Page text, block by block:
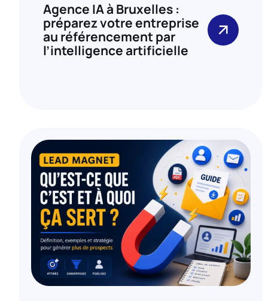
Agence IA à Bruxelles :
préparez votre entreprise
au référencement par
l’intelligence artificielle